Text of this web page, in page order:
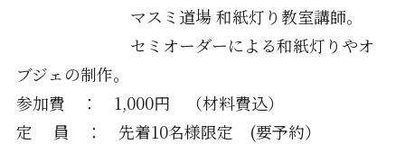
マスミ道場 和紙灯り教室講師。
セミオーダーによる和紙灯りやオ
ブジェの制作。
参加費 ： 1,000円 （材料費込）
定 員 ： 先着10名様限定 (要予約）